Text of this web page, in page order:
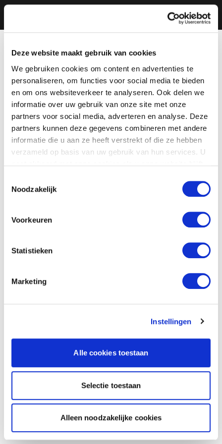
Deze website maakt gebruik van cookies
We gebruiken cookies om content en advertenties te
personaliseren, om functies voor social media te bieden
en om ons websiteverkeer te analyseren. Ook delen we
informatie over uw gebruik van onze site met onze
partners voor social media, adverteren en analyse. Deze
partners kunnen deze gegevens combineren met andere
informatie die u aan ze heeft verstrekt of die ze hebben
verzameld op basis van uw gebruik van hun services. U
Noodzakelijk
Voorkeuren
Statistieken
Marketing
Instellingen
Alle cookies toestaan
Selectie toestaan
Alleen noodzakelijke cookies